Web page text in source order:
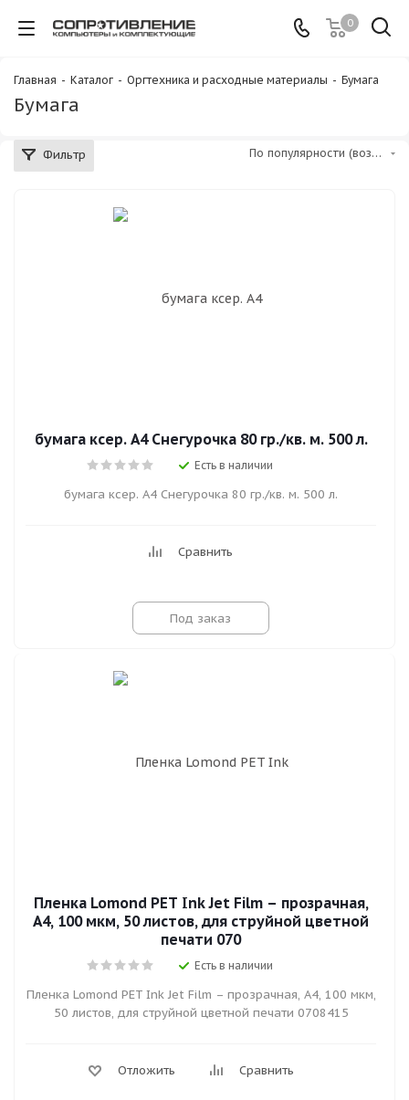
0
Главная - Каталог - Оргтехника и расходные материалы - Бумага
Бумага
Фильтр По популярности (возрастание)
бумага ксер. А4 Снегурочка 80 гр./кв. м. 500 л.
Есть в наличии
бумага ксер. А4 Снегурочка 80 гр./кв. м. 500 л.
Сравнить
Под заказ
Пленка Lomond PET Ink Jet Film – прозрачная,
А4, 100 мкм, 50 листов, для струйной цветной
печати 070
Есть в наличии
Пленка Lomond PET Ink Jet Film – прозрачная, А4, 100 мкм,
50 листов, для струйной цветной печати 0708415
Отложить Сравнить